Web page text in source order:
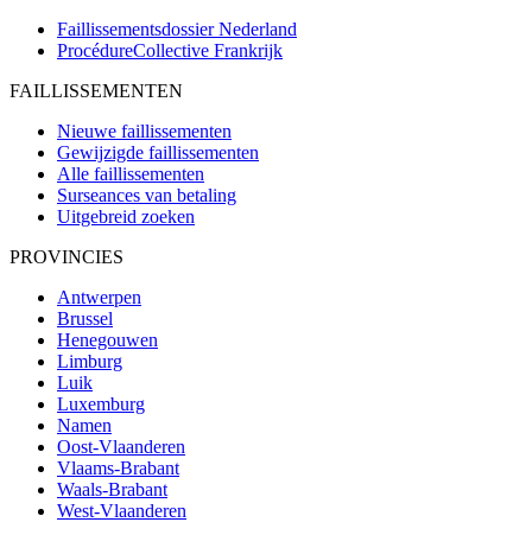
Faillissementsdossier Nederland
ProcédureCollective Frankrijk
FAILLISSEMENTEN
Nieuwe faillissementen
Gewijzigde faillissementen
Alle faillissementen
Surseances van betaling
Uitgebreid zoeken
PROVINCIES
Antwerpen
Brussel
Henegouwen
Limburg
Luik
Luxemburg
Namen
Oost-Vlaanderen
Vlaams-Brabant
Waals-Brabant
West-Vlaanderen